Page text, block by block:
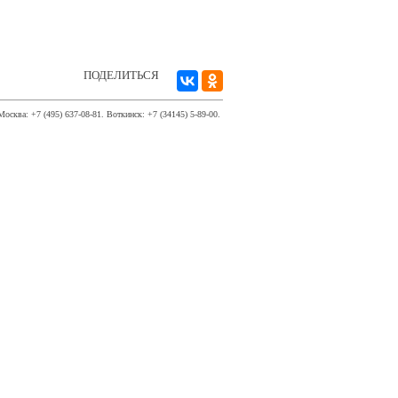
ПОДЕЛИТЬСЯ
+7 (495) 637-08-81. Воткинск: +7 (34145) 5-89-00.